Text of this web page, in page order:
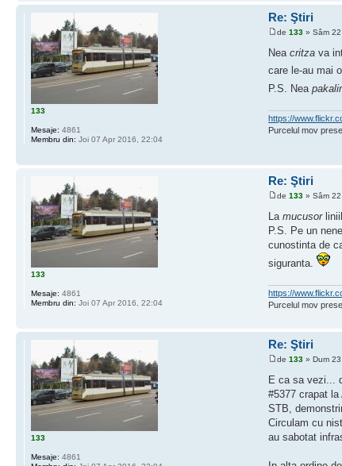
Re: Ştiri
de133 » Sâm
Neacritza va
care le-au mai
P.S. Nea
https://
Purcelul mov
133
Mesaje: 4861
Membru din: Joi 07 Apr 2016, 22:04
Re: Ştiri
de133 » Sâm
Lamucusor
P.S. Pe un
cunostinta de
siguranta.
https://
Purcelul mov
133
Mesaje: 4861
Membru din: Joi 07 Apr 2016, 22:04
Re: Ştiri
de133 » Dum
E ca sa vezi...
#5377 crapat
STB,
Circulam cu
au sabotat
133
Mesaje: 4861